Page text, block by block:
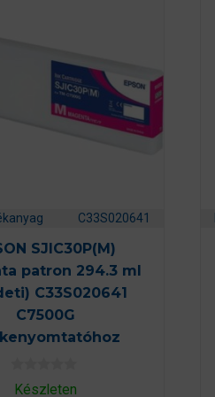
C33S020641
SJIC30P(M)
patron 294.3 ml
C33S020641
C7500G
0Készleten